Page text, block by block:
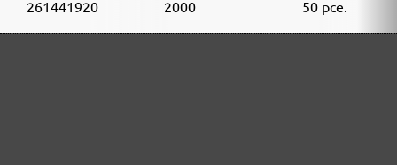
261441920 2000 50 pce.